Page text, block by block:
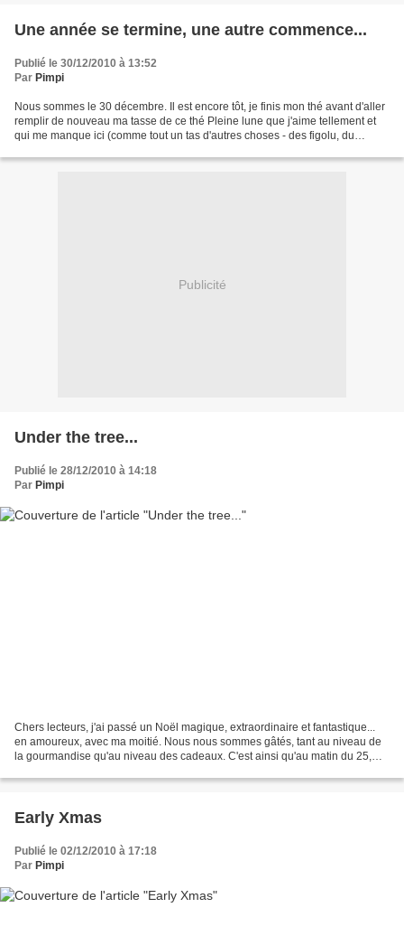
Une année se termine, une autre commence...
Publié le 30/12/2010 à 13:52
Par Pimpi
Nous sommes le 30 décembre. Il est encore tôt, je finis mon thé avant d'aller
remplir de nouveau ma tasse de ce thé Pleine lune que j'aime tellement et
qui me manque ici (comme tout un tas d'autres choses - des figolu, du
Publicité
Under the tree...
Publié le 28/12/2010 à 14:18
Par Pimpi
Chers lecteurs, j'ai passé un Noël magique, extraordinaire et fantastique...
en amoureux, avec ma moitié. Nous nous sommes gâtés, tant au niveau de
la gourmandise qu'au niveau des cadeaux. C'est ainsi qu'au matin du 25,
Early Xmas
Publié le 02/12/2010 à 17:18
Par Pimpi